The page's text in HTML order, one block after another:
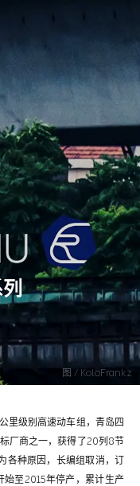
图 / KoloFrankz
里级别高速动车组，青岛四
厂商之一，获得了20列8节
种原因，长编组取消，订
至2015年停产，累计生产